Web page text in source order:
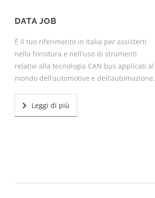
DATA JOB
È il tuo riferimento in Italia per assisterti
nella fornitura e nell'uso di strumenti
relativi alla tecnologia CAN bus applicati al
mondo dell'automotive e dell'automazione.
Leggi di più